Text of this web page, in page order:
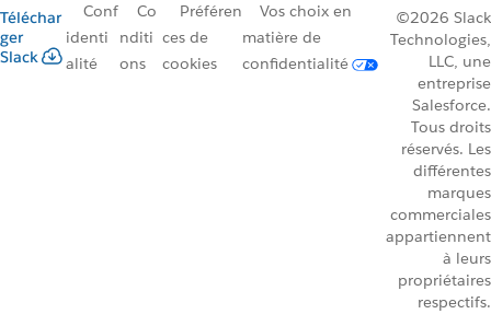
Téléchar
ger
Slack
Conf
identi
alité
Co
nditi
ons
Préféren
ces de
cookies
Vos choix en
matière de
confidentialité
©2026 Slack
Technologies,
LLC, une
entreprise
Salesforce.
Tous droits
réservés. Les
différentes
marques
commerciales
appartiennent
à leurs
propriétaires
respectifs.